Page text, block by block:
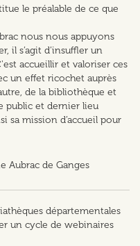
le préalable de ce que
nous nous appuyons
il s’agit d’insuffler un
accueillir et valoriser ces
un effet ricochet auprès
de la bibliothèque et
public et dernier lieu
sa mission d’accueil pour
Aubrac de Ganges
départementales
un cycle de webinaires